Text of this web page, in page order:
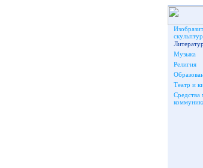
Музыка
Религия
Театр и
Средства